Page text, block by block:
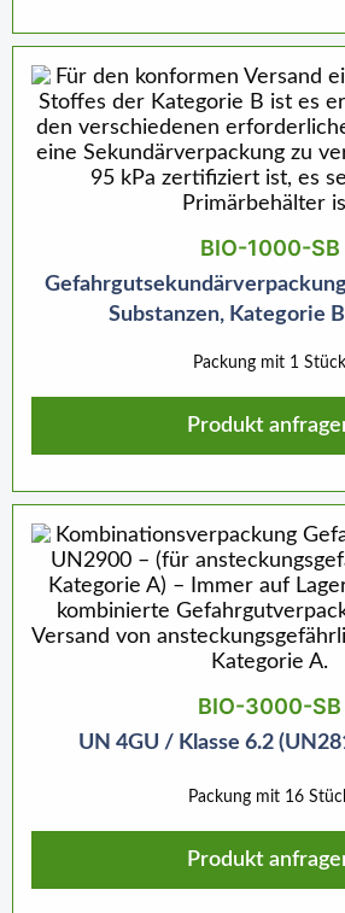
BIO-1000-SB
Substanzen, Kategorie
Packung mit 1 Stück
Produkt
BIO-3000-SB
UN 4GU / Klasse 6.2
Packung mit 16
Produkt